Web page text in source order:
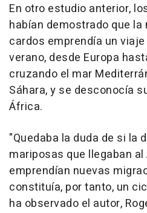
En otro estudio anterior,
habían demostrado que la
cardos emprendía un
verano, desde Europa
cruzando el mar
Sáhara, y se desconocía
África.
"Quedaba la duda de si la
mariposas que llegaban
emprendían nuevas
constituía, por tanto, un
ha observado el autor,